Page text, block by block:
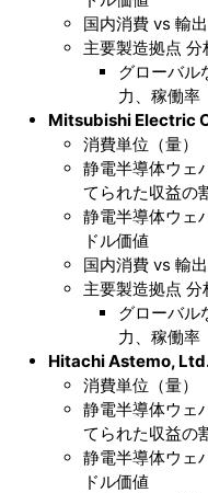
国内消費 vs 輸
主要製造拠点 分
グローバル
力、稼働率
Mitsubishi Electric
消費単位（量）
静電半導体ウェ
てられた収益の
静電半導体ウェ
ドル価値
国内消費 vs 輸
主要製造拠点 分
グローバル
力、稼働率
Hitachi Astemo,
消費単位（量）
静電半導体ウェ
てられた収益の
静電半導体ウェ
ドル価値